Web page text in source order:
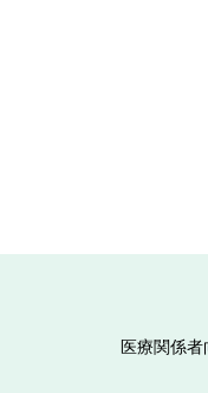
医療関係